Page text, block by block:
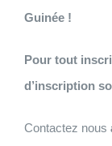
Guinée !
Pour tout
d’inscription
Contactez nous